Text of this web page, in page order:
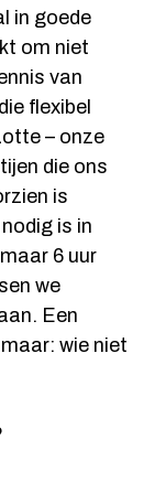
in goede
om niet
van
flexibel
– onze
die ons
is
is in
6 uur
we
Een
wie niet